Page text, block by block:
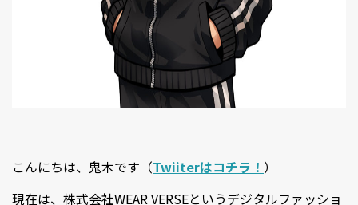
こんにちは、鬼木です（Twiiterはコチラ！ ）
現在は、株式会社WEAR VERSEというデジタルファッショ